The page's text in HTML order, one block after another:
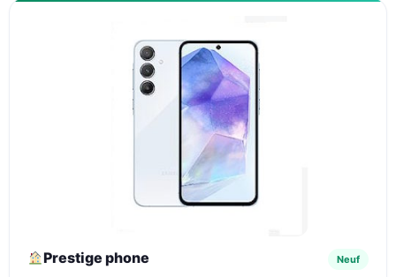
Prestige phone Neuf